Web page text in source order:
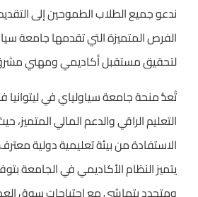
ندعو جميع الطلاب الطموحين إلى
الفرص المتميزة التي تقدمها جامعة
لتحقيق مستقبل أكاديمي ومهني
تُعدُّ منحة جامعة سياولياي في
التعليم الراقي والدعم المالي المتميز،
الاستفادة من بيئة تعليمية دولية
يتميز النظام الأكاديمي في الجامعة